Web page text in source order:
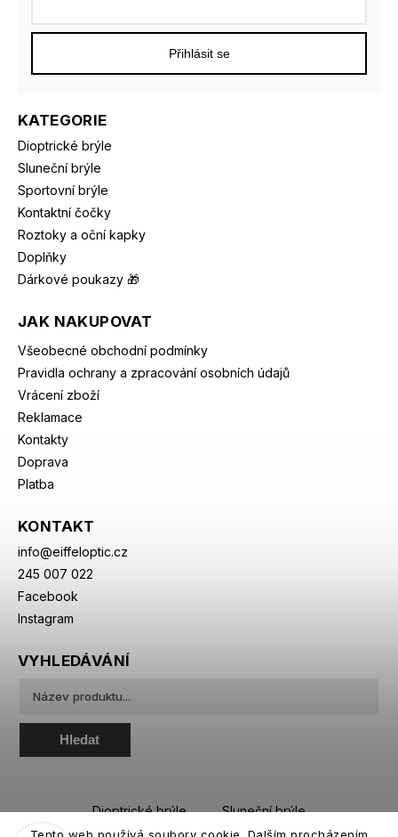
KATEGORIE
Dioptrické brýle
Sluneční brýle
Sportovní brýle
Kontaktní čočky
Roztoky a oční kapky
Doplňky
Dárkové poukazy 🎁
JAK NAKUPOVAT
Všeobecné obchodní podmínky
Pravidla ochrany a zpracování osobních údajů
Vrácení zboží
Reklamace
Kontakty
Doprava
Platba
KONTAKT
info@eiffeloptic.cz
245 007 022
Facebook
Instagram
Přihlásit se
VYHLEDÁVÁNÍ
Hledat
Dioptrické brýle
Sluneční brýle